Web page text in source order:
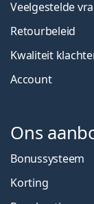
Veelgestelde
Retourbeleid
Kwaliteit
Account
Ons
Bonussysteem
Korting